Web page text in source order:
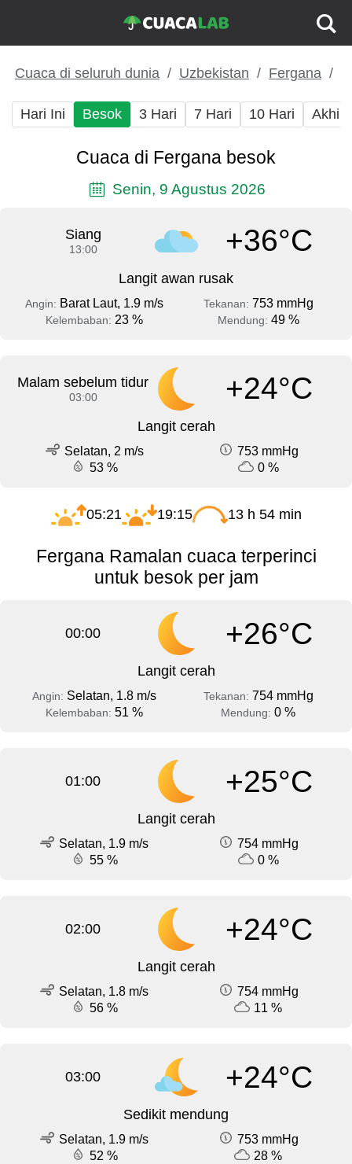
Cuaca di seluruh dunia Uzbekistan Fergana
Hari Ini Besok 3 Hari 7 Hari 10 Hari Akhir
Cuaca di Fergana besok
Senin, 9 Agustus 2026
Siang
13:00 +36°C
Langit awan rusak
Angin: Barat Laut, 1.9 m/s Tekanan: 753 mmHg
Kelembaban: 23 % Mendung: 49 %
Malam sebelum tidur
03:00 +24°C
Langit cerah
Selatan, 2 m/s
753 mmHg
53 %
0 %
05:21 19:15 13 h 54 min
Fergana Ramalan cuaca terperinci
untuk besok per jam
00:00 +26°C
Langit cerah
Angin: Selatan, 1.8 m/s Tekanan: 754 mmHg
Kelembaban: 51 % Mendung: 0 %
01:00 +25°C
Langit cerah
Selatan, 1.9 m/s
754 mmHg
55 %
0 %
02:00 +24°C
Langit cerah
Selatan, 1.8 m/s
754 mmHg
56 %
11 %
03:00 +24°C
Sedikit mendung
Selatan, 1.9 m/s
753 mmHg
52 %
28 %